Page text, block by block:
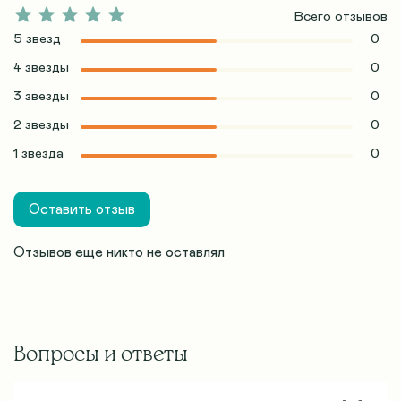
Отзывов еще никто не оставлял
Всего отзывов
5 звезд
0
4 звезды 0
3 звезды 0
2 звезды 0
1 звезда 0
Оставить отзыв
Вопросы и ответы